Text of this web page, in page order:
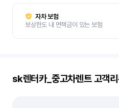
자차 보험
보상한도 내 면책금이 있는 보험
sk렌터카_중고차렌트고객